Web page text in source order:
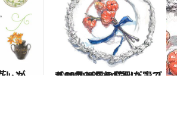
2021.10.31
【10月31日の花】パンプキン かぼちゃに似た実でハロウィンをお祝い
ライフスタイル